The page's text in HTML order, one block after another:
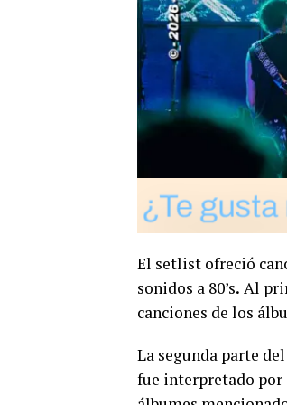
El setlist ofreció
sonidos a 80’s. Al
canciones de los
La segunda parte
fue interpretado por